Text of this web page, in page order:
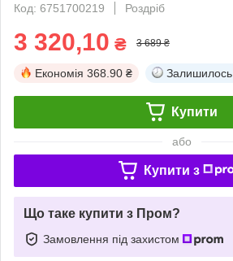
Код: 6751700219
Роздріб
3 320,10 ₴ 3 689 ₴
Економія 368.90 ₴ Залишилось
Купити
або
Купити з
Що таке купити з Пром?
Замовлення під захистом